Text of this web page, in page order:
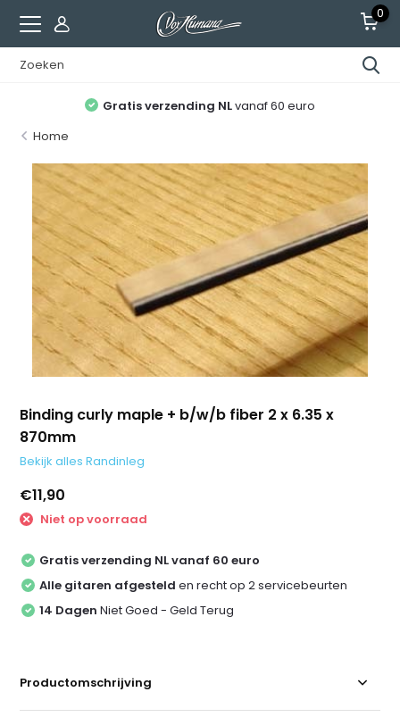
0
Gratis verzending NLvanaf 60 euro
Home
Binding curly maple + b/w/b fiber 2 x 6.35 x
870mm
Bekijk alles Randinleg
€11,90
Niet op voorraad
Gratis verzending NL vanaf 60 euro
Alle gitaren afgesteld en recht op 2 servicebeurten
14 Dagen Niet Goed - Geld Terug
Productomschrijving